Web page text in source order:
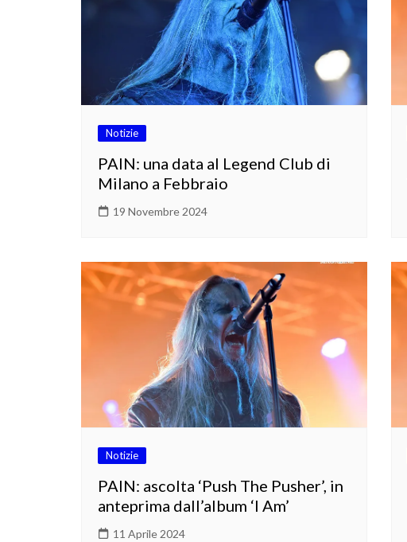
Notizie
PAIN: una data al Legend Club di
Milano a Febbraio
19 Novembre 2024
Notizie
PAIN: ascolta ‘Push The Pusher’, in
anteprima dall’album ‘I Am’
11 Aprile 2024